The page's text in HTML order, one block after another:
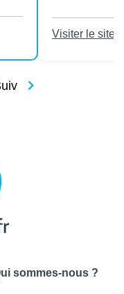
Visiter le site
sommes-nous ?